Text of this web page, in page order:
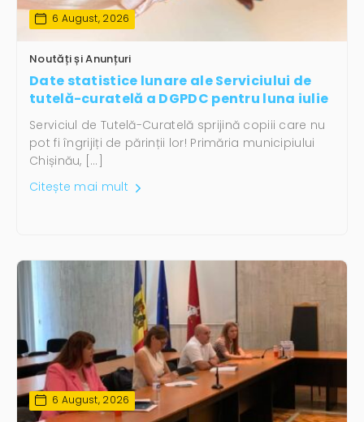
6 August, 2026
Noutăți și Anunțuri
Date statistice lunare ale Serviciului de
tutelă-curatelă a DGPDC pentru luna iulie
Serviciul de Tutelă-Curatelă sprijină copiii care nu
pot fi îngrijiți de părinții lor! Primăria municipiului
Chișinău, […]
Citește mai mult
6 August, 2026